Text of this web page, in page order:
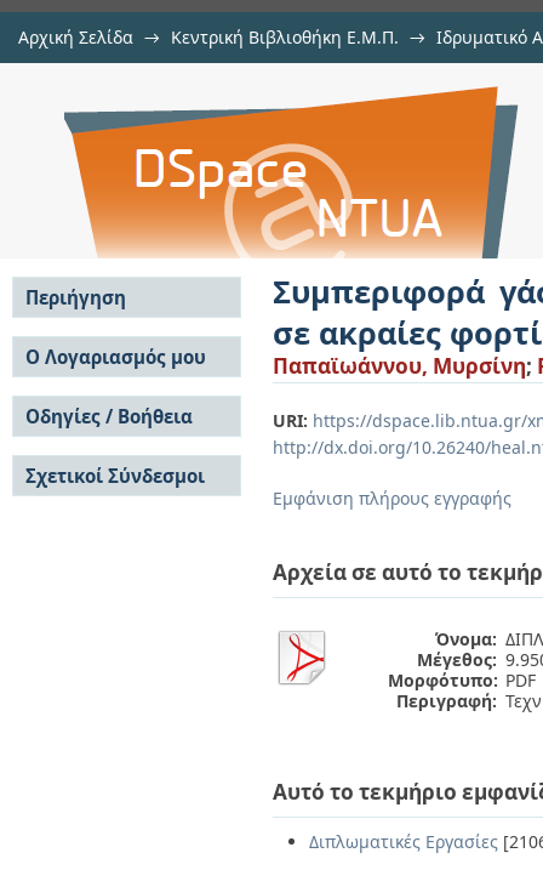
Αρχική Σελίδα → Κεντρική Βιβλιοθήκη Ε.Μ.Π. → Ιδρυματικό
Συμπεριφορά γάστρας και
φορτίσεις
Συμπεριφορά
σε ακραίες
Παπαϊωάννου, Μυρσίνη;
URI: https://dspace.lib.ntua.gr/
http://dx.doi.org/10.26240/
Εμφάνιση πλήρους εγγραφής
Αρχεία σε αυτό το
Όνομα:
Μέγεθος:
Μορφότυπο: PDF
Περιγραφή:
Αυτό το τεκμήριο
Διπλωματικές Εργασίες
Περιήγηση
Σε όλο το DSpace
Κοινότητες & Συλλογές
Ανά Ημερομηνία
Έκδοσης
Συγγραφείς
Τίτλοι
Θέματα
Ο Λογαριασμός μου
Σύνδεση
Εγγραφή
Οδηγίες / Βοήθεια
Οδηγίες Υποβολής
Οδηγίες Χρήσης ΙΑ
Συχνές Ερωτήσεις
Σχετικοί Σύνδεσμοι